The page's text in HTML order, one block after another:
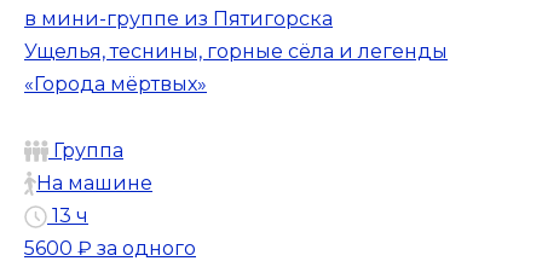
в мини-группе из Пятигорска
Ущелья, теснины, горные сёла и легенды
«Города мёртвых»
Группа
На машине
13 ч
5600 ₽ за одного